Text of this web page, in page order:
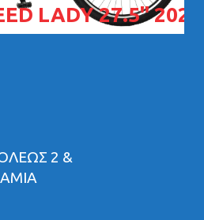
LADY 27.5" 2026
2 &